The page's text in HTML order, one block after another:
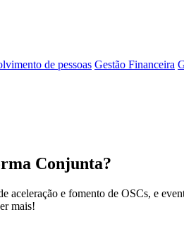
de pessoas Gestão Financeira
Conjunta?
aceleração e fomento de OSCs, e
mais!